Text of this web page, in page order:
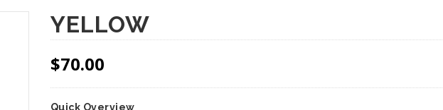
YELLOW
$70.00
Quick Overview